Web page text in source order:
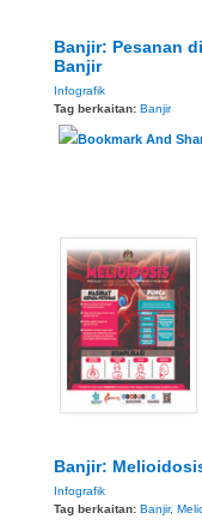
Banjir: Pesanan
Banjir
Infografik
Tag berkaitan: Banjir
Banjir:
Infografik
Tag berkaitan: Banjir,